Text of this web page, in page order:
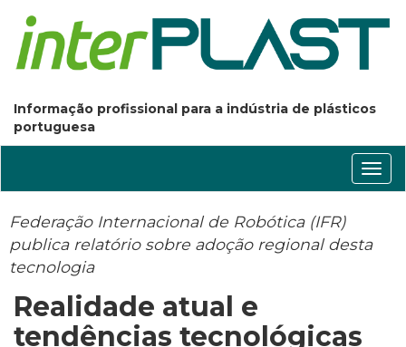
Informação profissional para a indústria de plásticos
portuguesa
Federação Internacional de Robótica (IFR)
publica relatório sobre adoção regional desta
tecnologia
Realidade atual e
tendências tecnológicas